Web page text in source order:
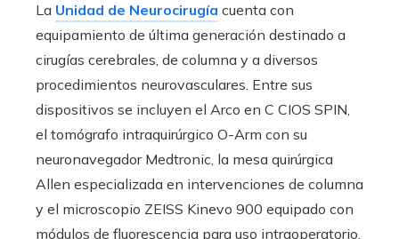
La Unidad de Neurocirugía cuenta con
equipamiento de última generación destinado a
cirugías cerebrales, de columna y a diversos
procedimientos neurovasculares. Entre sus
dispositivos se incluyen el Arco en C CIOS SPIN,
el tomógrafo intraquirúrgico O-Arm con su
neuronavegador Medtronic, la mesa quirúrgica
Allen especializada en intervenciones de columna
y el microscopio ZEISS Kinevo 900 equipado con
módulos de fluorescencia para uso intraoperatorio.